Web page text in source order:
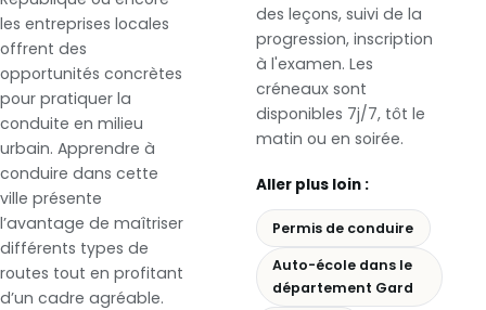
les entreprises locales
offrent des
opportunités concrètes
pour pratiquer la
conduite en milieu
urbain. Apprendre à
conduire dans cette
ville présente
l’avantage de maîtriser
différents types de
routes tout en profitant
d’un cadre agréable.
des leçons, suivi de la
progression, inscription
à l'examen. Les
créneaux sont
disponibles 7j/7, tôt le
matin ou en soirée.
Aller plus loin :
Permis de conduire
Auto-école dans le
département Gard